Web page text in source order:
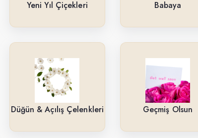
Saksı Çiçekleri
Yıl Dönümüne
Güller
Cenaze & Tören Çelenkleri
Yeni Yıl Çiçekleri Babaya
Düğün & Açılış Çelenkleri Geçmiş Olsun